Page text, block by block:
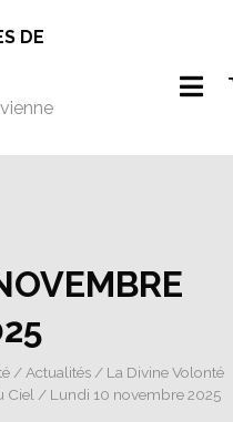
DE
/ Actualités/ La Divine Volonté
Ciel / Lundi 10 novembre 2025